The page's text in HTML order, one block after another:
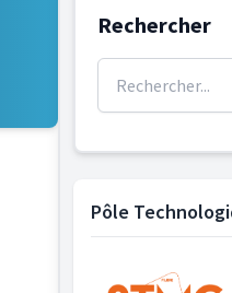
Rechercher
Pôle